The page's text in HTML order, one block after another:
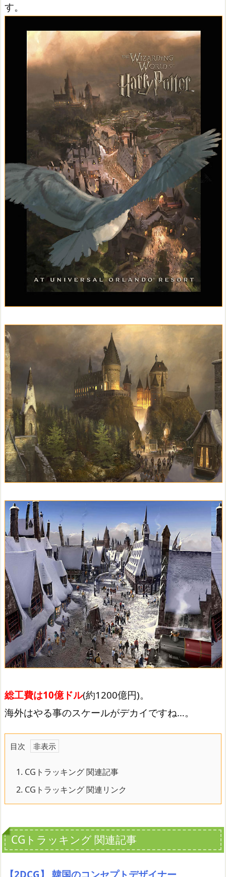
す。
総工費は10億ドル(約1200億円)。
海外はやる事のスケールがデカイですね…。
目次
1. CGトラッキング 関連記事
2. CGトラッキング 関連リンク
CGトラッキング 関連記事
【2DCG】 韓国のコンセプトデザイナー